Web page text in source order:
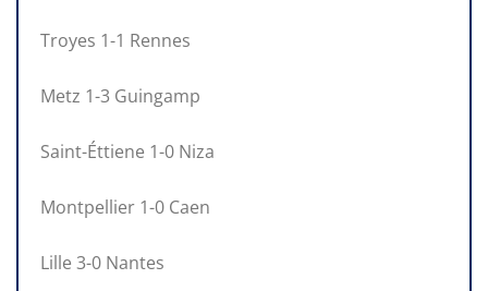
Troyes 1-1 Rennes
Metz 1-3 Guingamp
Saint-Éttiene 1-0 Niza
Montpellier 1-0 Caen
Lille 3-0 Nantes